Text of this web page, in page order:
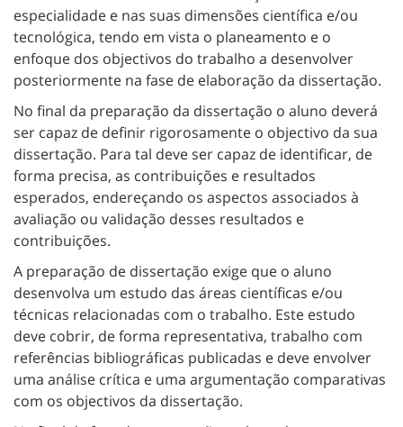
especialidade e nas suas dimensões científica e/ou
tecnológica, tendo em vista o planeamento e o
enfoque dos objectivos do trabalho a desenvolver
posteriormente na fase de elaboração da dissertação.
No final da preparação da dissertação o aluno deverá
ser capaz de definir rigorosamente o objectivo da sua
dissertação. Para tal deve ser capaz de identificar, de
forma precisa, as contribuições e resultados
esperados, endereçando os aspectos associados à
avaliação ou validação desses resultados e
contribuições.
A preparação de dissertação exige que o aluno
desenvolva um estudo das áreas científicas e/ou
técnicas relacionadas com o trabalho. Este estudo
deve cobrir, de forma representativa, trabalho com
referências bibliográficas publicadas e deve envolver
uma análise crítica e uma argumentação comparativas
com os objectivos da dissertação.